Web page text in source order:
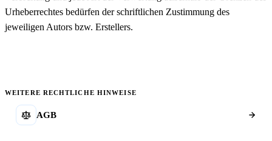
Urheberrechtes bedürfen der schriftlichen Zustimmung des
jeweiligen Autors bzw. Erstellers.
WEITERE RECHTLICHE HINWEISE
AGB